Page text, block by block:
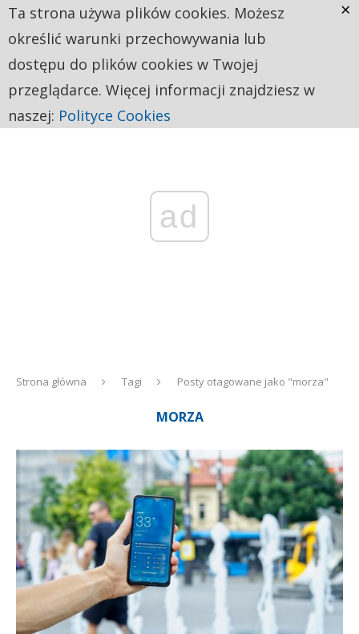
ad
Strona główna Tagi Posty otagowane jako "morza"
MORZA
Ta strona używa plików cookies. Możesz
określić warunki przechowywania lub
dostępu do plików cookies w Twojej
przeglądarce. Więcej informacji znajdziesz w
naszej: Polityce Cookies
×